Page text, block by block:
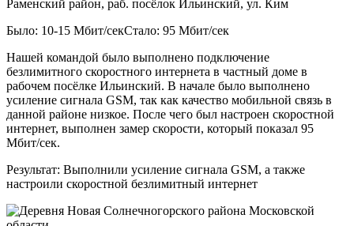
Раменский район, раб. посёлок Ильинский, ул. Ким
Было: 10-15 Мбит/секСтало: 95 Мбит/сек
Нашей командой было выполнено подключение
безлимитного скоростного интернета в частный доме в
рабочем посёлке Ильинский. В начале было выполнено
усиление сигнала GSM, так как качество мобильной связь в
данной районе низкое. После чего был настроен скоростной
интернет, выполнен замер скорости, который показал 95
Мбит/сек.
Результат: Выполнили усиление сигнала GSM, а также
настроили скоростной безлимитный интернет